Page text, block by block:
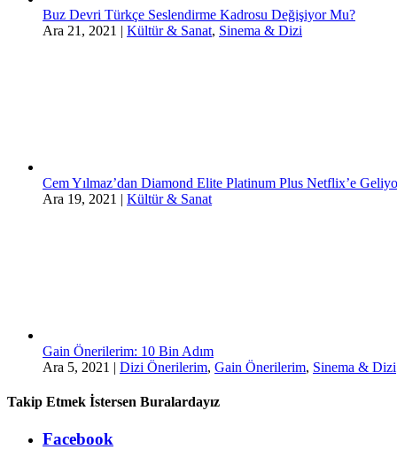
Buz Devri Türkçe Seslendirme Kadrosu Değişiyor Mu?
Ara 21, 2021 | Kültür & Sanat, Sinema & Dizi
Cem Yılmaz’dan Diamond Elite Platinum Plus Netflix’e
Ara 19, 2021 | Kültür & Sanat
Gain Önerilerim: 10 Bin Adım
Ara 5, 2021 | Dizi Önerilerim, Gain Önerilerim, Sinema & Dizi
Takip Etmek İstersen Buralardayız
Facebook